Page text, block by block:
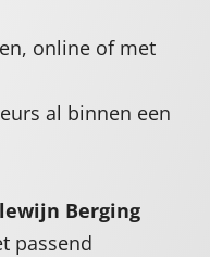
online of met
al binnen een
Berging
passend